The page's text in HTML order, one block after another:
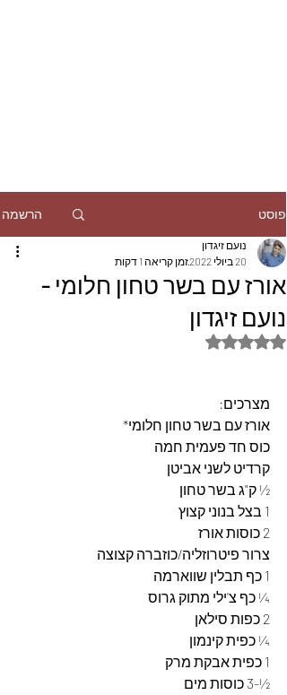
פוסט הרשמה
אורז עם בשר טחון חלומי -
נועם זיגדון
נועם זיגדון
20 ביולי 2022
זמן קריאה 1 דקות
דירוג של NaN מתוך 5 כוכבים
מצרכים:
אורז עם בשר טחון חלומי*
כוס חד פעמית חמה
קרדיט לשני אביטן
½ ק"ג בשר טחון
1 בצל בנוני קצוץ
2 כוסות אורז
צרור פיטרוזליה/כוזברה קצוצה
1 כף תבלין שווארמה
¼ כף צ'ילי מתוק גרוס
2 כפות סילאן
¼ כפית קינמון
1 כפית אבקת מרק
½-3 כוסות מים